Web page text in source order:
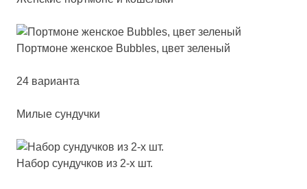
Пор­тмо­не жен­ское Bub­bles, цвет зе­ле­ный
24 варианта
Милые сундучки
Набор сун­дуч­ков из 2-х шт.